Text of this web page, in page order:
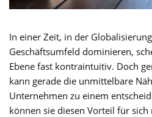
In einer Zeit, in der
Geschäftsumfeld dominieren,
Ebene fast kontraintuitiv. Doch
kann gerade die unmittelbare
Unternehmen zu einem
können sie diesen Vorteil für sich